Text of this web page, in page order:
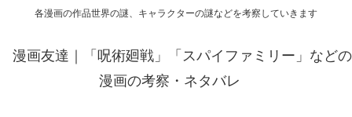
各漫画の作品世界の謎、キャラクターの謎などを考察していきます
漫画友達｜「呪術廻戦」「スパイファミリー」などの
漫画の考察・ネタバレ